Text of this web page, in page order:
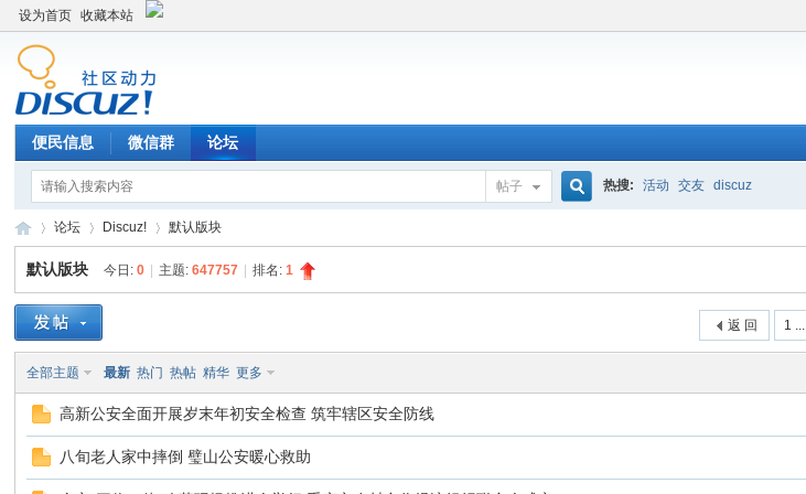
设为首页 收藏本站
便民信息 微信群 论坛
帖子 热搜: 活动 交友 discuz
»
论坛
›
Discuz! 默认版块
默认版块 今日:0 主题:647757 排名:1
1 ...
返 回
全部主题 最新 热门 热帖 精华 更多
高新公安全面开展岁末年初安全检查 筑牢辖区安全防线
八旬老人家中摔倒 璧山公安暖心救助